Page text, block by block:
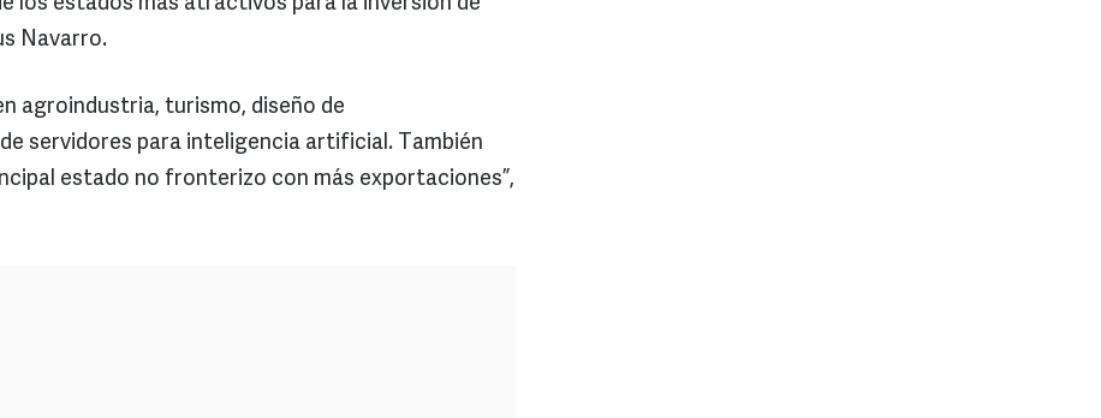
los estados más atractivos para la inversión de
Navarro.
agroindustria, turismo, diseño de
servidores para inteligencia artificial. También
estado no fronterizo con más exportaciones”,